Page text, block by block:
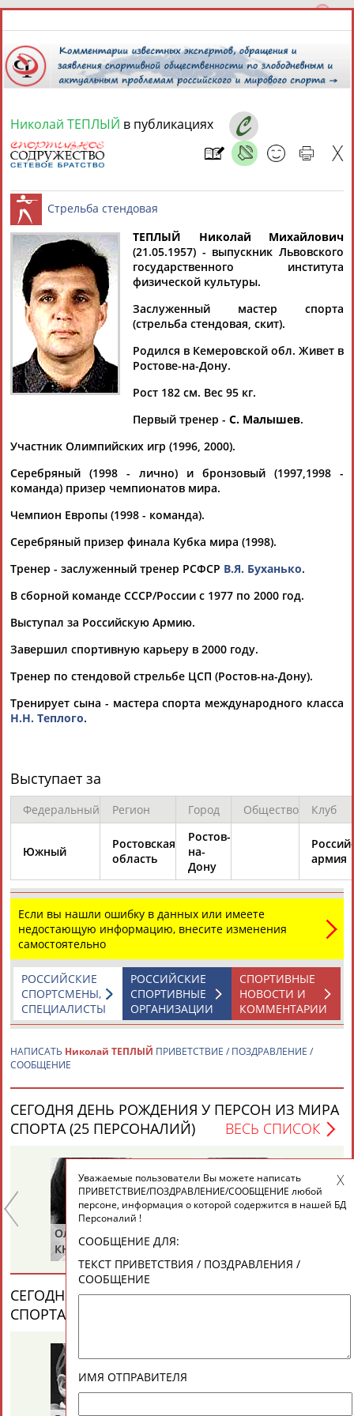
9 августа 2026 года,
СПОРТСМЕНЫ, ТРЕНЕРЫ И СПЕЦИАЛИСТЫ
Найдено: 13181персон Расширенный поиск
Аслаудин
АБАЕВ
Елена
АБАИМОВА
Мария
АБАКУМОВА
Юлия
АБАЛАКИНА
АБАРЕНОВ
Тамилла
АБАСОВА
Рамазан
АБАЧАРАЕВ
Ростом
Флюра
БУЛАТОВА
Татьяна
Акжана
Каримжан
Аделя
АБДРАХМАНОВА
Андрей
АБДУВАЛИЕВ
Герман
АБДУЛАЕВ
Рамазан
АБДУЛАЕВ
Тагир
АБДУЛАЕВ
Камиль
АБДУЛАЗИЗОВ
Загалав
АБДУЛБЕКОВ
Камалудин
АБДУЛДАУДОВ
Абдула
АБДУЛЖАЛИЛОВ
Магомед
АБДУЛКАГИРОВ
Назир
АБДУЛЛАЕВ
24 персон из 13181
ТАБЛО АКТИВНОСТИ
ЦЕЛИ ПРОЕКТА КОНТАКТЫ
Вопросы сотрудничества и совместной деятельности
Стадион, 1998-2026
Адресов в новостной рассылке: 996
Подпишись
Николай ТЕПЛЫЙ в публикациях
Стрельба стендовая
ТЕПЛЫЙ Николай Михайлович
(21.05.1957) - выпускник Львовского
государственного института
физической культуры.
Заслуженный мастер спорта
(стрельба стендовая, скит).
Родился в Кемеровской обл. Живет в
Ростове-на-Дону.
Рост 182 см. Вес 95 кг.
Первый тренер - С. Малышев.
Участник Олимпийских игр (1996, 2000).
Серебряный (1998 - лично) и бронзовый (1997,1998 -
команда) призер чемпионатов мира.
Чемпион Европы (1998 - команда).
Серебряный призер финала Кубка мира (1998).
Тренер - заслуженный тренер РСФСР В.Я. Буханько.
В сборной команде СССР/России с 1977 по 2000 год.
Выступал за Российскую Армию.
Завершил спортивную карьеру в 2000 году.
Тренер по стендовой стрельбе ЦСП (Ростов-на-Дону).
Тренирует сына - мастера спорта международного класса
Н.Н. Теплого.
Выступает за
Федеральный Регион Город Общество Клуб
Южный
Ростовская
область
Ростов-
на-
Дону
армия
Если вы нашли ошибку в данных или имеете
недостающую информацию, внесите изменения
самостоятельно
СПОРТИВНЫЕ
НОВОСТИ И
КОММЕНТАРИИ
РОССИЙСКИЕ
СПОРТИВНЫЕ
ОРГАНИЗАЦИИ
РОССИЙСКИЕ
СПОРТСМЕНЫ,
СПЕЦИАЛИСТЫ
НАПИСАТЬ Николай ТЕПЛЫЙ ПРИВЕТСТВИЕ / ПОЗДРАВЛЕНИЕ /
СООБЩЕНИЕ
СЕГОДНЯ ДЕНЬ РОЖДЕНИЯ У ПЕРСОН ИЗ МИРА
СПОРТА (25 ПЕРСОНАЛИЙ)
ВЕСЬ СПИСОК
Ольга
КНЯЗЕВА
СЕГОДНЯ ДЕНЬ ПАМЯТИ У ПЕРСОН ИЗ МИРА
СПОРТА (2 ПЕРСОНАЛИЙ)
Уважаемые пользователи Вы можете написать
ПРИВЕТСТВИЕ/ПОЗДРАВЛЕНИЕ/СООБЩЕНИЕ любой
персоне, информация о которой содержится в нашей БД
Персоналий !
СООБЩЕНИЕ ДЛЯ:
ТЕКСТ ПРИВЕТСТВИЯ / ПОЗДРАВЛЕНИЯ /
СООБЩЕНИЕ
ИМЯ ОТПРАВИТЕЛЯ